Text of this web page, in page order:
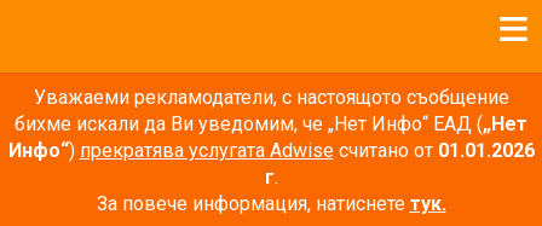
Уважаеми рекламодатели, с настоящото съобщение
бихме искали да Ви уведомим, че „Нет Инфо“ ЕАД („Нет
Инфо“) прекратява услугата Adwiseсчитано от 01.01.2026
г.
За повече информация, натиснете тук.